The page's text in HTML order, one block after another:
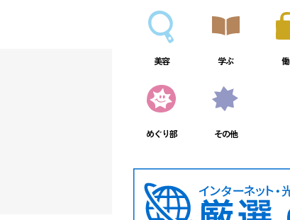
美容 学ぶ
めぐり部 その他